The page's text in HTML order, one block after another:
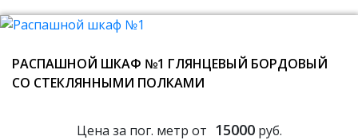
РАСПАШНОЙ ШКАФ №1 ГЛЯНЦЕВЫЙ БОРДОВЫЙ
СО СТЕКЛЯННЫМИ ПОЛКАМИ
Цена за пог. метр от 15000руб.